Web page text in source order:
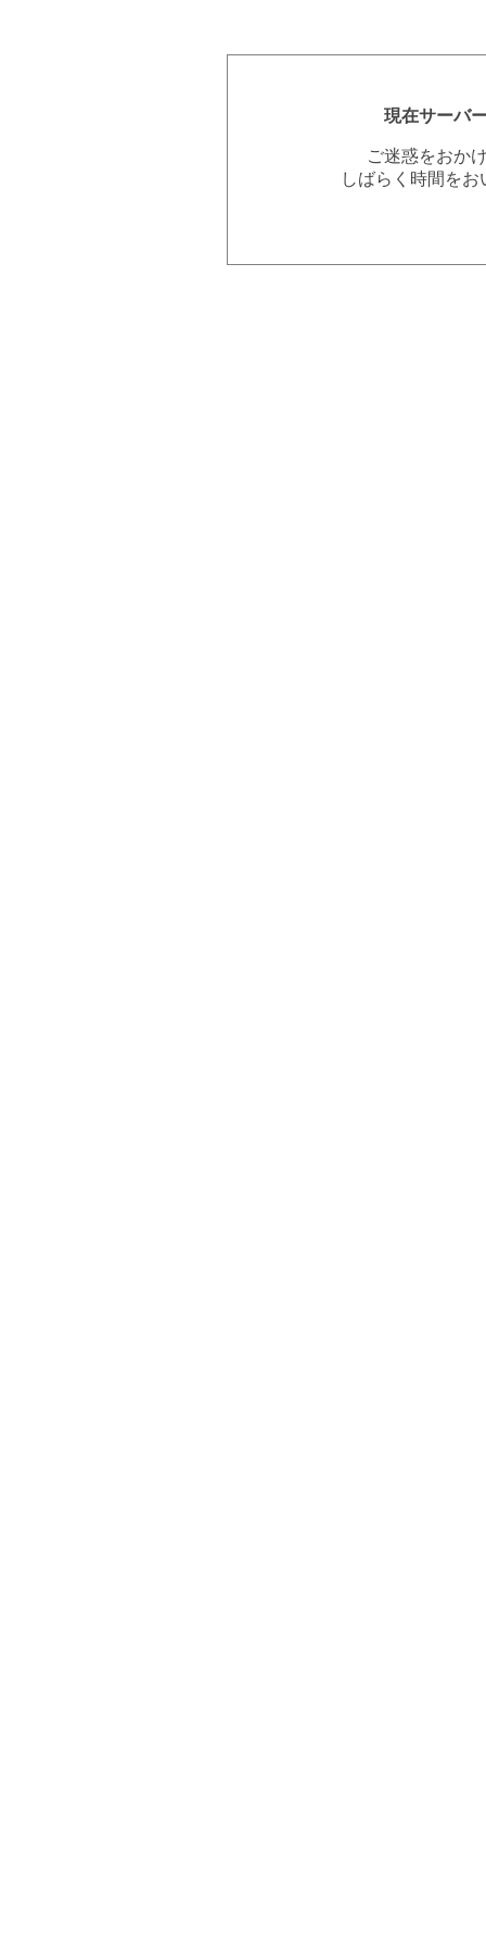
現在サーバ
ご迷惑をおか
しばらく時間を